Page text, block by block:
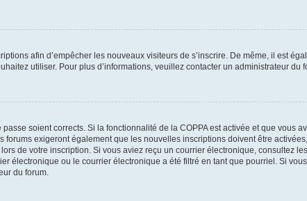
afin d’empêcher les nouveaux visiteurs de s’inscrire. De même, il est
utiliser. Pour plus d’informations, veuillez contacter un administrateur du
soient corrects. Si la fonctionnalité de la COPPA est activée et que vous
exigeront également que les nouvelles inscriptions doivent être
de votre inscription. Si vous aviez reçu un courrier électronique, consultez
électronique ou le courrier électronique a été filtré en tant que pourriel. Si
du forum.